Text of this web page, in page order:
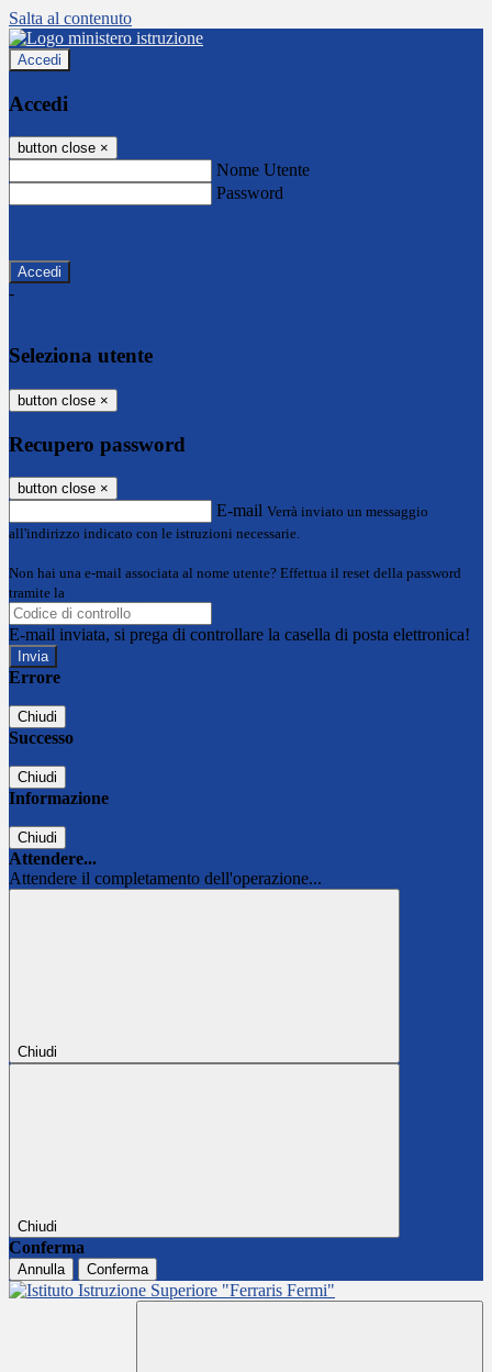
Salta al contenuto
Accedi
Accedi
button close ×
Nome Utente
Password
-
Seleziona utente
button close ×
Recupero password
button close ×
E-mail Verrà inviato un messaggio
all'indirizzo indicato con le istruzioni necessarie.
Non hai una e-mail associata al nome utente? Effettua il reset della password
tramite la
E-mail inviata, si prega di controllare la casella di posta elettronica!
Errore
Chiudi
Successo
Chiudi
Informazione
Chiudi
Attendere...
Attendere il completamento dell'operazione...
Chiudi
Chiudi
Conferma
Annulla Conferma